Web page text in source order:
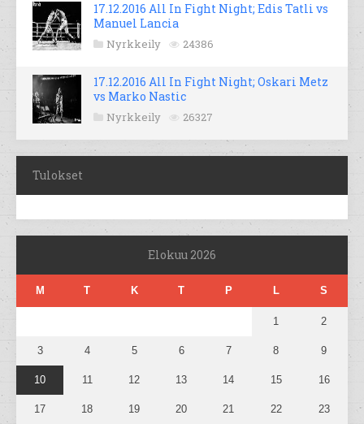
17.12.2016 All In Fight Night; Edis Tatli vs
Manuel Lancia
Nyrkkeily 24386
17.12.2016 All In Fight Night; Oskari Metz
vs Marko Nastic
Nyrkkeily 26327
Tulokset
Elokuu 2026
M T K T P L S
1 2
3 4 5 6 7 8 9
10 11 12 13 14 15 16
17 18 19 20 21 22 23